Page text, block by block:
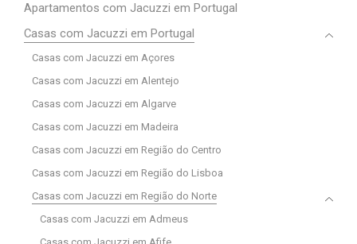
Apartamentos com Jacuzzi em Portugal
Casas com Jacuzzi em Portugal
Casas com Jacuzzi em Açores
Casas com Jacuzzi em Alentejo
Casas com Jacuzzi em Algarve
Casas com Jacuzzi em Madeira
Casas com Jacuzzi em Região do Centro
Casas com Jacuzzi em Região do Lisboa
Casas com Jacuzzi em Região do Norte
Casas com Jacuzzi em Admeus